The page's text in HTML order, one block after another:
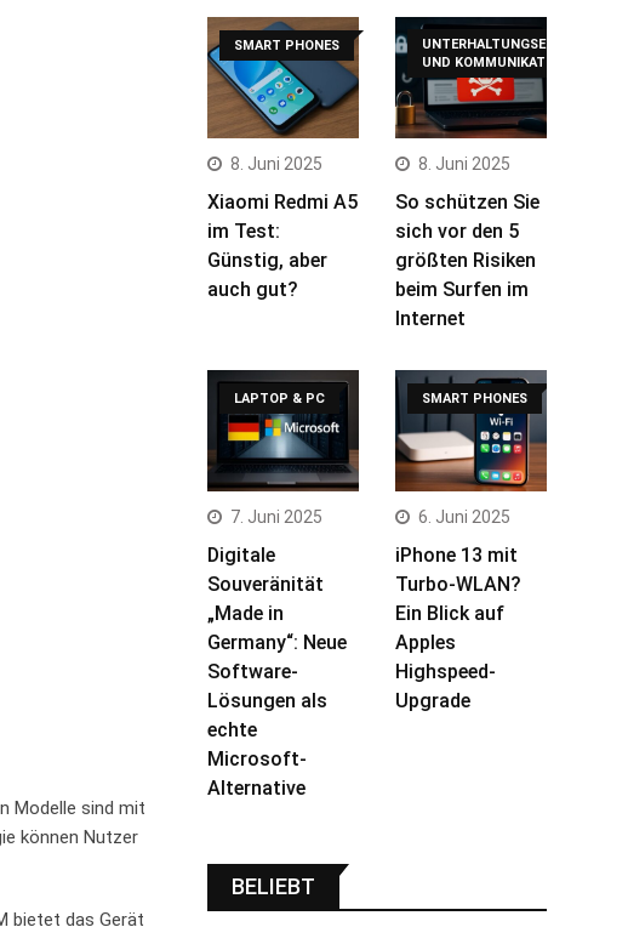
Modelle sind mit
können Nutzer
bietet das Gerät
SMART PHONES
8. Juni 2025
Xiaomi Redmi A5
im Test:
Günstig, aber
auch gut?
UNTERHALTUNGSELEKTRONIK
UND KOMMUNIKATION
8. Juni 2025
So schützen Sie
sich vor den 5
größten Risiken
beim Surfen im
Internet
LAPTOP & PC
7. Juni 2025
Digitale
Souveränität
„Made in
Germany“: Neue
Software-
Lösungen als
echte
Microsoft-
Alternative
SMART PHONES
6. Juni 2025
iPhone 13 mit
Turbo-WLAN?
Ein Blick auf
Apples
Highspeed-
Upgrade
BELIEBT